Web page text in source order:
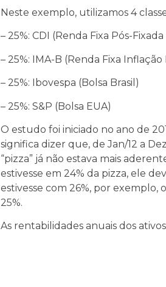
Neste exemplo, utilizamos 4
– 25%: CDI (Renda Fixa Pós-Fixada
– 25%: IMA-B (Renda Fixa Inflação
– 25%: Ibovespa (Bolsa Brasil)
– 25%: S&P (Bolsa EUA)
O estudo foi iniciado no ano de
significa dizer que, de Jan/12 a
“pizza” já não estava mais
estivesse em 24% da pizza, ele
estivesse com 26%, por exemplo,
25%.
As rentabilidades anuais dos